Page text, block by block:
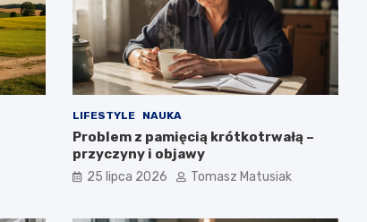
LIFESTYLE NAUKA
Problem z pamięcią krótkotrwałą –
przyczyny i objawy
25 lipca 2026 Tomasz Matusiak